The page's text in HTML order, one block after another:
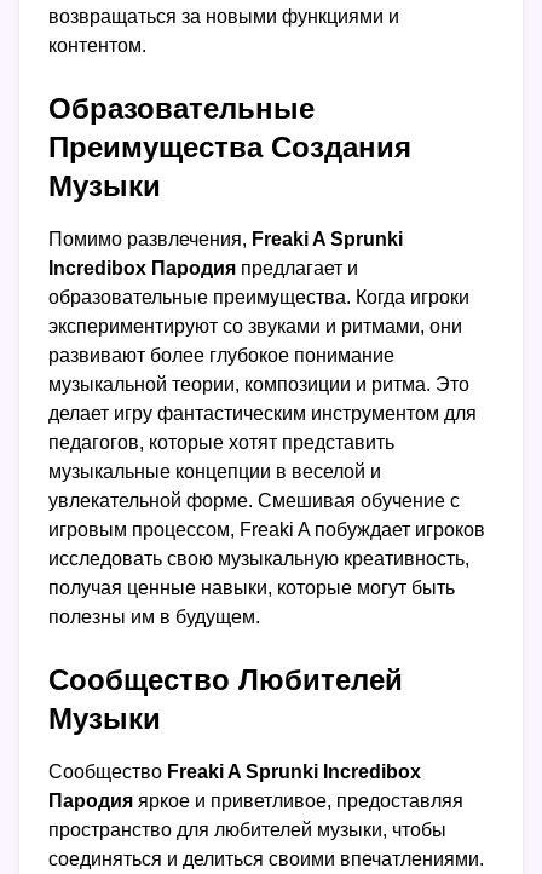
возвращаться за новыми функциями и
контентом.
Образовательные
Преимущества Создания
Музыки
Помимо развлечения, Freaki A Sprunki
Incredibox Пародия предлагает и
образовательные преимущества. Когда игроки
экспериментируют со звуками и ритмами, они
развивают более глубокое понимание
музыкальной теории, композиции и ритма. Это
делает игру фантастическим инструментом для
педагогов, которые хотят представить
музыкальные концепции в веселой и
увлекательной форме. Смешивая обучение с
игровым процессом, Freaki A побуждает игроков
исследовать свою музыкальную креативность,
получая ценные навыки, которые могут быть
полезны им в будущем.
Сообщество Любителей
Музыки
Сообщество Freaki A Sprunki Incredibox
Пародия яркое и приветливое, предоставляя
пространство для любителей музыки, чтобы
соединяться и делиться своими впечатлениями.